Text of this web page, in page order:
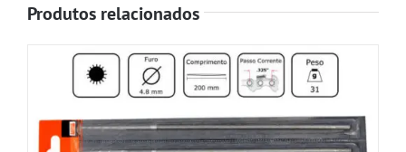
Produtos relacionados